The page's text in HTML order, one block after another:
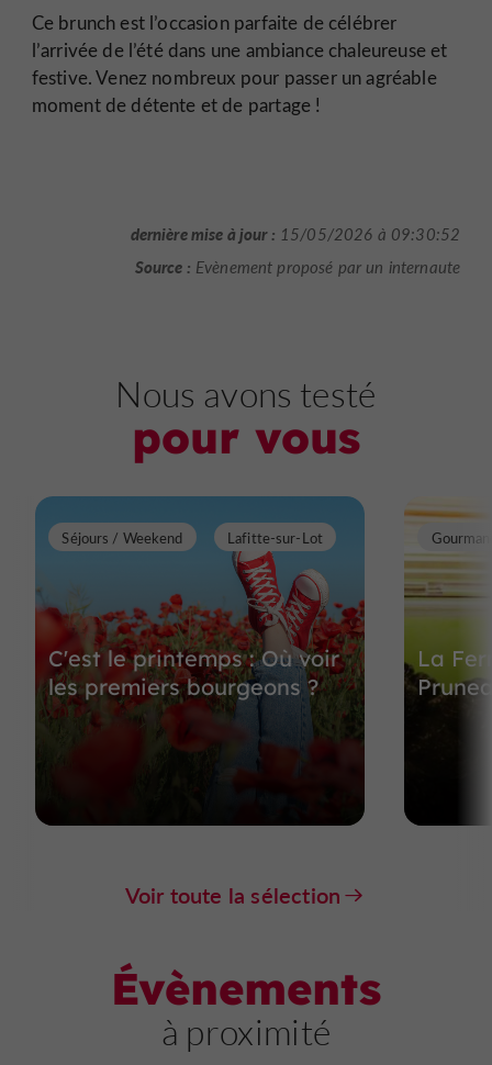
Ce brunch est l’occasion parfaite de célébrer
l’arrivée de l’été dans une ambiance chaleureuse et
festive. Venez nombreux pour passer un agréable
moment de détente et de partage !
dernière mise à jour : 15/05/2026 à 09:30:52
Source : Evènement proposé par un internaute
Nous avons testé
pour vous
C'est le printemps : Où voir
les premiers bourgeons ?
Séjours / Weekend Lafitte-sur-Lot
La
Voir toute la sélection
Évènements
à proximité